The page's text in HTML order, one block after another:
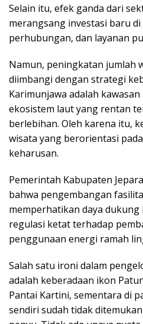
Selain itu, efek ganda dari
merangsang investasi baru
perhubungan, dan layanan
Namun, peningkatan jumlah
diimbangi dengan strategi
Karimunjawa adalah
ekosistem laut yang rentan
berlebihan. Oleh karena itu,
wisata yang berorientasi
keharusan.
Pemerintah Kabupaten
bahwa pengembangan
memperhatikan daya
regulasi ketat terhadap
penggunaan energi ramah
Salah satu ironi dalam
adalah keberadaan ikon
Pantai Kartini, sementara di
sendiri sudah tidak